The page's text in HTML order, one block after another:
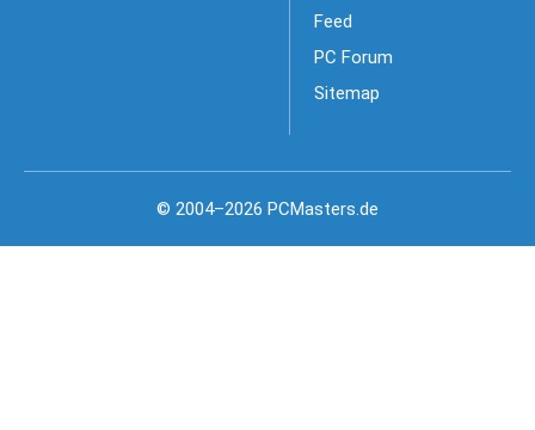
Feed
PC Forum
Sitemap
© 2004–2026 PCMasters.de